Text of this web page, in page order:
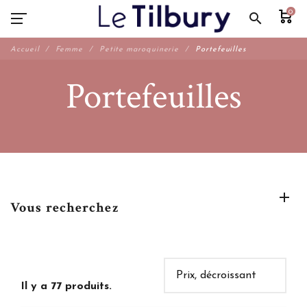
search 0
Accueil Femme Petite maroquinerie Portefeuilles
Portefeuilles
Vous recherchez
Il y a 77 produits.